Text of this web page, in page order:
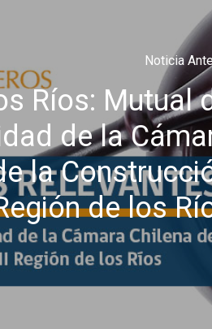
Noticia
Ríos: Mutual
de la
la
de los